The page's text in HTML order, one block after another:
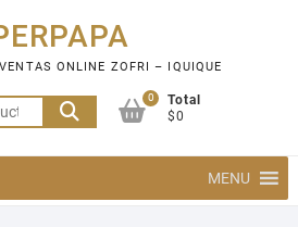
ONLINE ZOFRI – IQUIQUE
Buscar
por:
0
Total
$0
MENU